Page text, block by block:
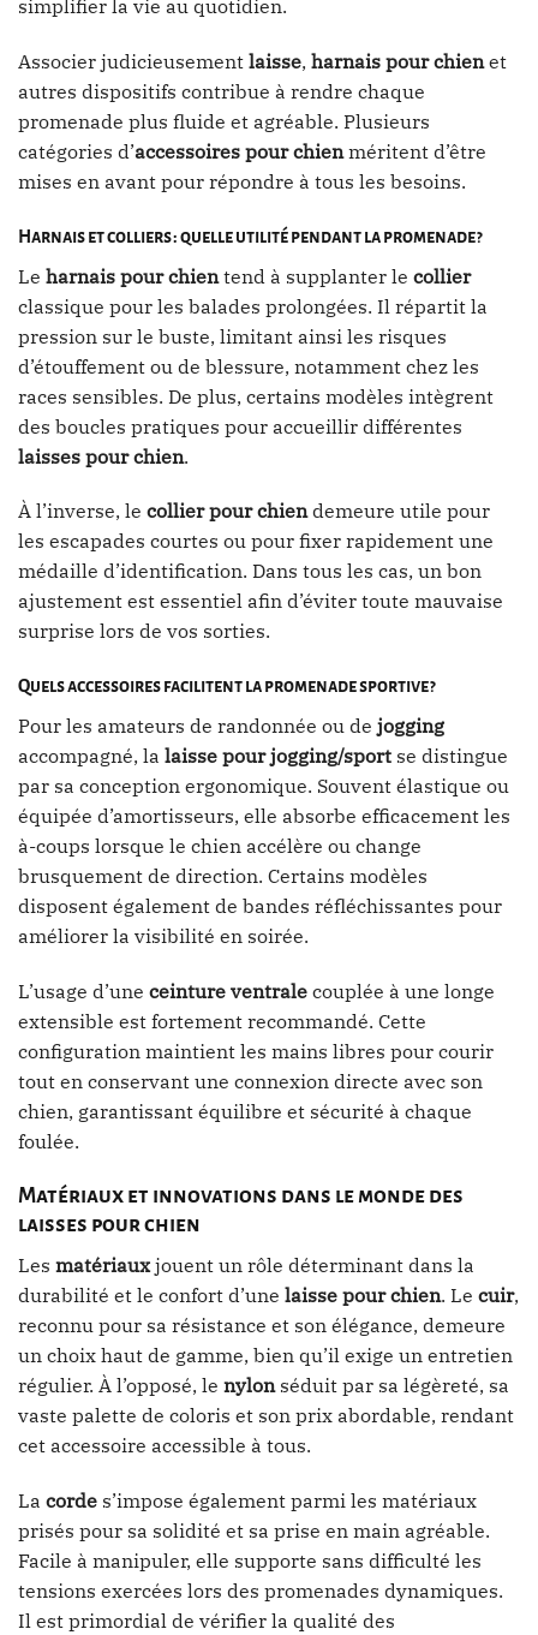
simplifier la vie au quotidien.
Associer judicieusement laisse, harnais pour chienet
autres dispositifs contribue à rendre chaque
promenade plus fluide et agréable. Plusieurs
catégories d’accessoires pour chienméritent d’être
mises en avant pour répondre à tous les besoins.
Harnais et colliers : quelle utilité pendant la promenade ?
Le harnais pour chientend à supplanter le collier
classique pour les balades prolongées. Il répartit la
pression sur le buste, limitant ainsi les risques
d’étouffement ou de blessure, notamment chez les
races sensibles. De plus, certains modèles intègrent
des boucles pratiques pour accueillir différentes
laisses pour chien.
À l’inverse, le collier pour chiendemeure utile pour
les escapades courtes ou pour fixer rapidement une
médaille d’identification. Dans tous les cas, un bon
ajustement est essentiel afin d’éviter toute mauvaise
surprise lors de vos sorties.
Quels accessoires facilitent la promenade sportive ?
Pour les amateurs de randonnée ou de jogging
accompagné, la laisse pour jogging/sport se distingue
par sa conception ergonomique. Souvent élastique ou
équipée d’amortisseurs, elle absorbe efficacement les
à-coups lorsque le chien accélère ou change
brusquement de direction. Certains modèles
disposent également de bandes réfléchissantes pour
améliorer la visibilité en soirée.
L’usage d’une ceinture ventrale couplée à une longe
extensible est fortement recommandé. Cette
configuration maintient les mains libres pour courir
tout en conservant une connexion directe avec son
chien, garantissant équilibre et sécurité à chaque
foulée.
Matériaux et innovations dans le monde des
laisses pour chien
Les matériauxjouent un rôle déterminant dans la
durabilité et le confort d’une laisse pour chien. Le cuir,
reconnu pour sa résistance et son élégance, demeure
un choix haut de gamme, bien qu’il exige un entretien
régulier. À l’opposé, le nylonséduit par sa légèreté, sa
vaste palette de coloris et son prix abordable, rendant
cet accessoire accessible à tous.
La corde s’impose également parmi les matériaux
prisés pour sa solidité et sa prise en main agréable.
Facile à manipuler, elle supporte sans difficulté les
tensions exercées lors des promenades dynamiques.
Il est primordial de vérifier la qualité des